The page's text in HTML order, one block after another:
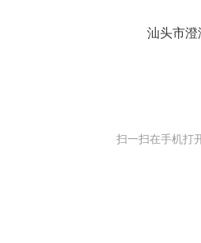
汕头市澄
扫一扫在手机打